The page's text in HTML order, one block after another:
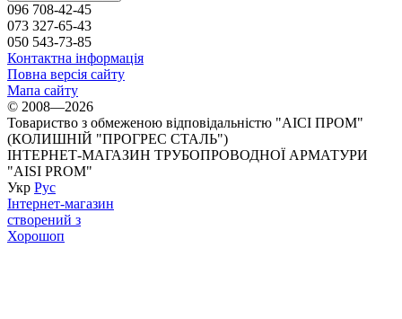
096 708-42-45
073 327-65-43
050 543-73-85
Контактна інформація
Повна версія сайту
Мапа сайту
© 2008—2026
Товариство з обмеженою відповідальністю "АІСІ ПРОМ"
(КОЛИШНІЙ "ПРОГРЕС СТАЛЬ")
ІНТЕРНЕТ-МАГАЗИН ТРУБОПРОВОДНОЇ АРМАТУРИ
"AISI PROM"
Укр Рус
Інтернет-магазин
створений з
Хорошоп